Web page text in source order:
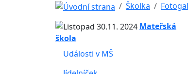
Školka
Mateřská
škola
Události v MŠ